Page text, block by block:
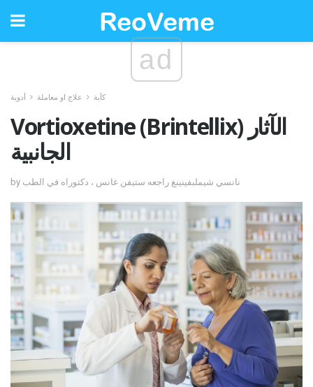
ad
كآبة علاج او معاملة أدوية
Vortioxetine (Brintellix) الآثار
الجانبية
by نانسي شيملبفينينغ راجعه ستيفن غانس ، دكتوراه في الطب